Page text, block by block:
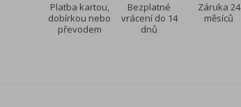
Platba kartou,
dobírkou nebo
převodem
Bezplatné
vrácení do 14
dnů
Záruka 24
měsíců